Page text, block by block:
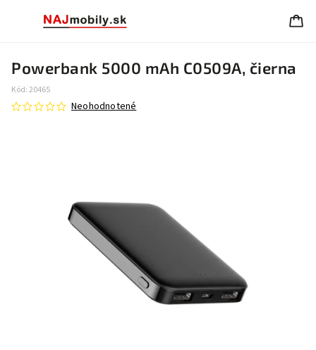
Powerbank 5000 mAh C0509A, čierna
Kód:20465
Neohodnotené